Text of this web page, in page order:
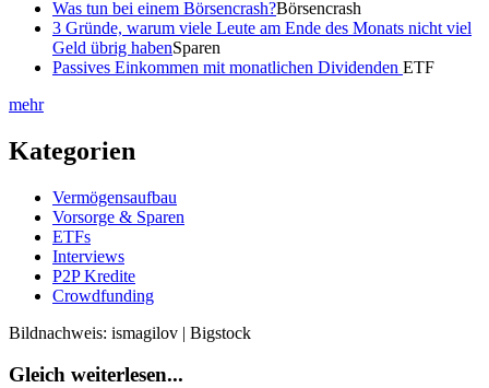
Was tun bei einem Börsencrash?Börsencrash
3 Gründe, warum viele Leute am Ende des Monats nicht viel
Geld übrig habenSparen
Passives Einkommen mit monatlichen Dividenden ETF
mehr
Kategorien
Vermögensaufbau
Vorsorge & Sparen
ETFs
Interviews
P2P Kredite
Crowdfunding
Bildnachweis: ismagilov | Bigstock
Gleich weiterlesen...